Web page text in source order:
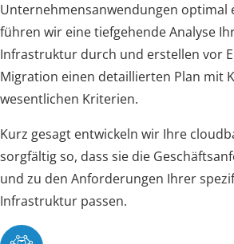
Unternehmensanwendungen optimal
führen wir eine tiefgehende Analyse
Infrastruktur durch und erstellen vor
Migration einen detaillierten Plan mit
wesentlichen Kriterien.
Kurz gesagt entwickeln wir Ihre
sorgfältig so, dass sie die
und zu den Anforderungen Ihrer
Infrastruktur passen.